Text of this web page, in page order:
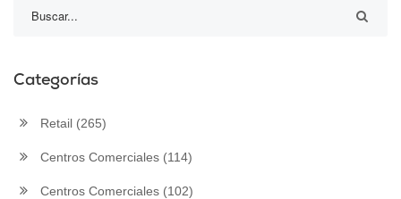
Categorías
Retail (265)
Centros Comerciales (114)
Centros Comerciales (102)